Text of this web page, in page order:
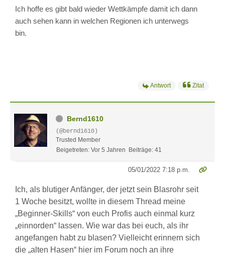
Ich hoffe es gibt bald wieder Wettkämpfe damit ich dann
auch sehen kann in welchen Regionen ich unterwegs
bin.
Antwort Zitat
Bernd1610
(@bernd1610)
Trusted Member
Beigetreten: Vor 5 Jahren
Beiträge: 41
05/01/2022 7:18 p.m.
Ich, als blutiger Anfänger, der jetzt sein Blasrohr seit
1 Woche besitzt, wollte in diesem Thread meine
„Beginner-Skills“ von euch Profis auch einmal kurz
„einnorden“ lassen. Wie war das bei euch, als ihr
angefangen habt zu blasen? Vielleicht erinnern sich
die „alten Hasen“ hier im Forum noch an ihre